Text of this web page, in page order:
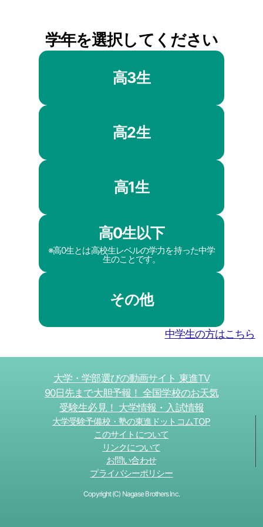
学年を選択してください
高3生
高2生
高1生
高0生以下
※高0生とは高校生レベルの学力を持った中学
生のことです。
その他
中学生の方はこちら
大学・学部選びの動画サイト 東進TV
90日先まで大胆予報！ 全国学校のお天気
受験生必見！ 大学情報・入試情報
大学受験予備校・塾の東進ドットコムTOP
このサイトについて
リンクについて
お問い合わせ
プライバシーポリシー
Copyright (C) Nagase Brothers Inc.